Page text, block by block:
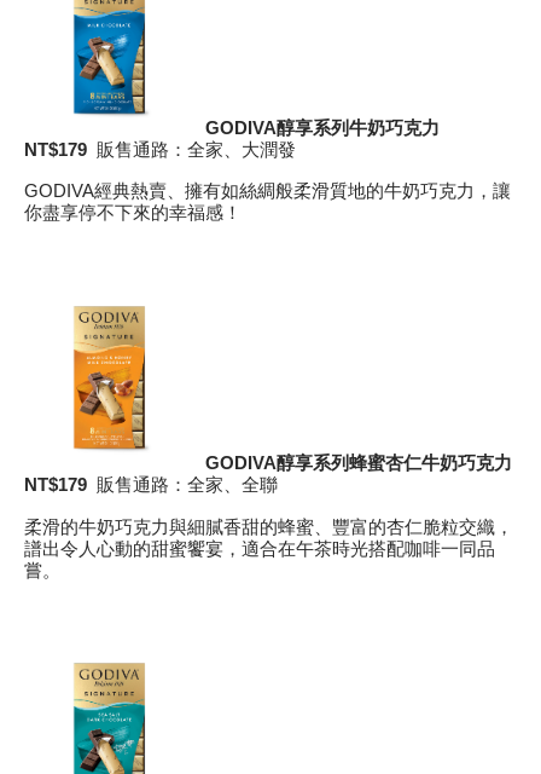
GODIVA醇享系列牛奶巧克力
NT$179 販售通路：全家、大潤發
GODIVA經典熱賣、擁有如絲綢般柔滑質地的牛奶巧克力，讓
你盡享停不下來的幸福感！
GODIVA醇享系列蜂蜜杏仁牛奶巧克力
NT$179 販售通路：全家、全聯
柔滑的牛奶巧克力與細膩香甜的蜂蜜、豐富的杏仁脆粒交織，
譜出令人心動的甜蜜饗宴，適合在午茶時光搭配咖啡一同品
嘗。